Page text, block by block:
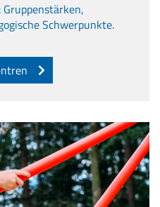
Schwerpunkte.